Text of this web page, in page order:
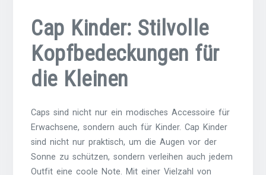
Cap Kinder: Stilvolle
Kopfbedeckungen für
die Kleinen
Caps sind nicht nur ein modisches Accessoire für
Erwachsene, sondern auch für Kinder. Cap Kinder
sind nicht nur praktisch, um die Augen vor der
Sonne zu schützen, sondern verleihen auch jedem
Outfit eine coole Note. Mit einer Vielzahl von